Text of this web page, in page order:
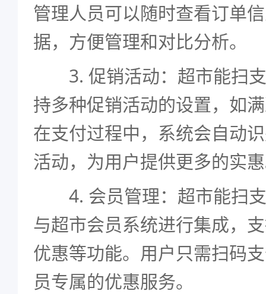
管理人员可以随时查看订单
据，方便管理和对比分析。
3. 促销活动：超市能扫支
持多种促销活动的设置，如
在支付过程中，系统会自动
活动，为用户提供更多的实
4. 会员管理：超市能扫支
与超市会员系统进行集成，
优惠等功能。用户只需扫码
员专属的优惠服务。